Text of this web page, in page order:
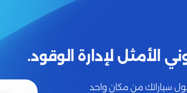
فريق بتروآب
الأسئلة الشائعة
الأمثل لإدارة الوقود.
سياراتك من مكان واحد